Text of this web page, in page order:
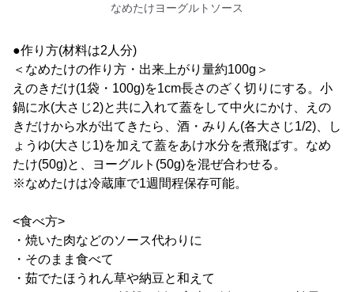
なめたけヨーグルトソース
●作り方(材料は2人分)
＜なめたけの作り方・出来上がり量約100g＞
えのきだけ(1袋・100g)を1cm長さのざく切りにする。小
鍋に水(大さじ2)と共に入れて蓋をして中火にかけ、えの
きだけから水が出てきたら、酒・みりん(各大さじ1/2)、し
ょうゆ(大さじ1)を加えて蓋をあけ水分を煮飛ばす。なめ
たけ(50g)と、ヨーグルト(50g)を混ぜ合わせる。
※なめたけは冷蔵庫で1週間程保存可能。
<食べ方>
・焼いた肉などのソース代わりに
・そのまま食べて
・茹でたほうれん草や納豆と和えて